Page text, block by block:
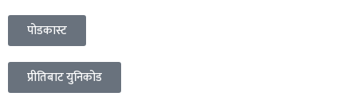
पोडकास्ट
प्रीतिबाट युनिकोड